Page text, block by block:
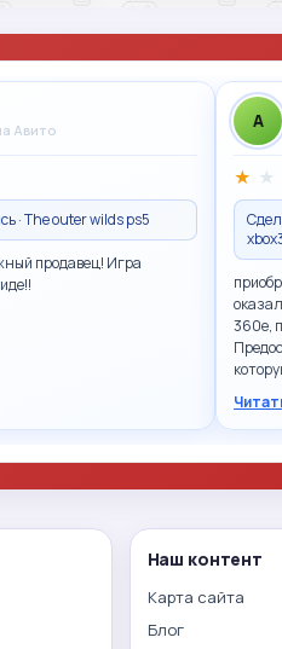
Авито
· The outer wilds ps5
продавец! Игра
A
★ ★
360e,
Наш контент
Карта сайта
Блог